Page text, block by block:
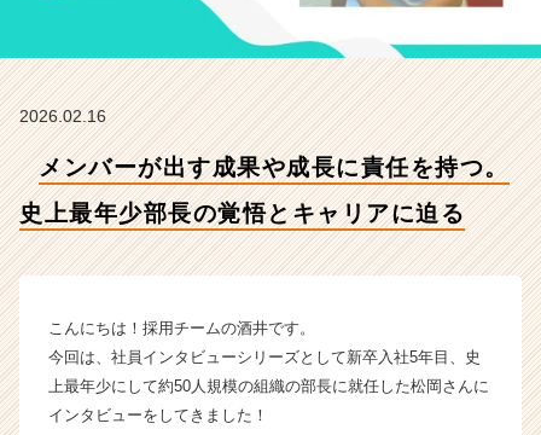
と
ア
に
迫
る
社
フ
ュ
ー
2026.02.16
メンバーが出す成果や成長に責任を持つ。
史上最年少部長の覚悟とキャリアに迫る
こんにちは！採用チームの酒井です。
今回は、社員インタビューシリーズとして新卒入社5年目、史
上最年少にして約50人規模の組織の部長に就任した松岡さんに
インタビューをしてきました！